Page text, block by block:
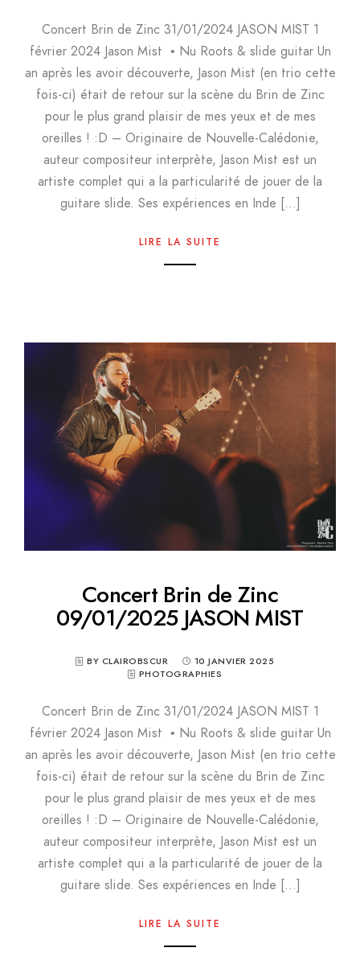
Concert Brin de Zinc 31/01/2024 JASON MIST 1
février 2024 Jason Mist • Nu Roots & slide guitar Un
an après les avoir découverte, Jason Mist (en trio cette
fois-ci) était de retour sur la scène du Brin de Zinc
pour le plus grand plaisir de mes yeux et de mes
oreilles ! :D – Originaire de Nouvelle-Calédonie,
auteur compositeur interprète, Jason Mist est un
artiste complet qui a la particularité de jouer de la
guitare slide. Ses expériences en Inde […]
LIRE LA SUITE
Concert Brin de Zinc
09/01/2025 JASON MIST
BY CLAIROBSCUR
10 JANVIER 2025
PHOTOGRAPHIES
Concert Brin de Zinc 31/01/2024 JASON MIST 1
février 2024 Jason Mist • Nu Roots & slide guitar Un
an après les avoir découverte, Jason Mist (en trio cette
fois-ci) était de retour sur la scène du Brin de Zinc
pour le plus grand plaisir de mes yeux et de mes
oreilles ! :D – Originaire de Nouvelle-Calédonie,
auteur compositeur interprète, Jason Mist est un
artiste complet qui a la particularité de jouer de la
guitare slide. Ses expériences en Inde […]
LIRE LA SUITE